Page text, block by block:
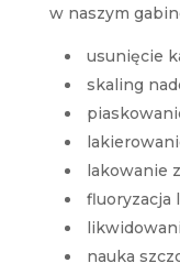
w naszym
usunięcie
skaling
lakowanie
fluoryzacja
nauka